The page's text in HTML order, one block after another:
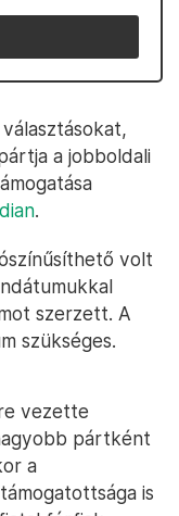
a jobboldali
.
volt
szerzett. A
szükséges.
vezette
pártként
a
is